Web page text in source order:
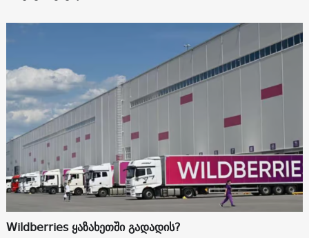
Wildberries ყაზახეთში გადადის?